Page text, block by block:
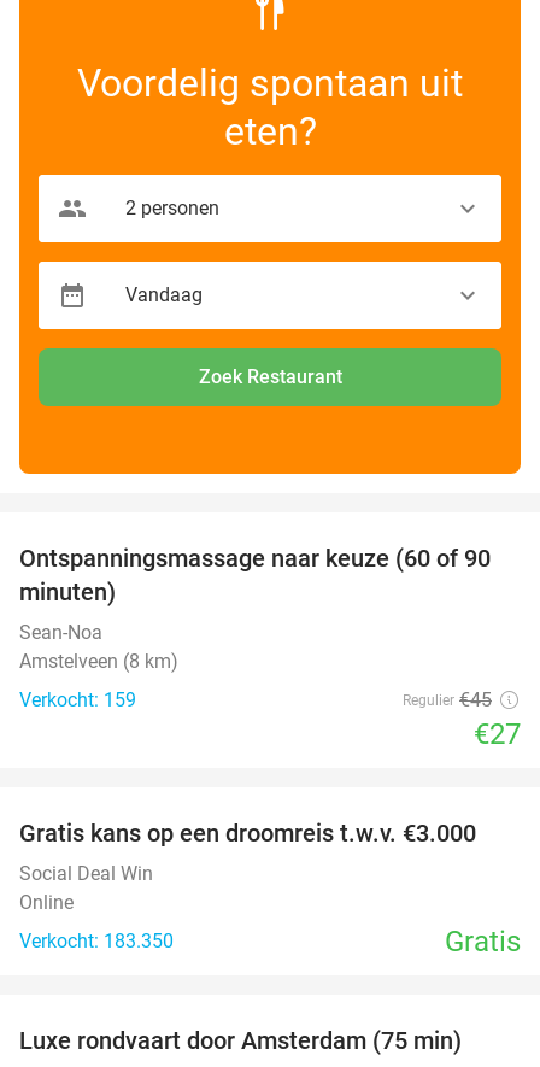
Voordelig spontaan uit
eten?
Zoek Restaurant
40%
Ontspanningsmassage naar keuze (60 of 90
minuten)
Sean-Noa
Amstelveen (8 km)
Verkocht: 159
Regulier €45
€27
Gratis kans op een droomreis t.w.v. €3.000
Social Deal Win
Online
Verkocht: 183.350
Gratis
Luxe rondvaart door Amsterdam (75 min)